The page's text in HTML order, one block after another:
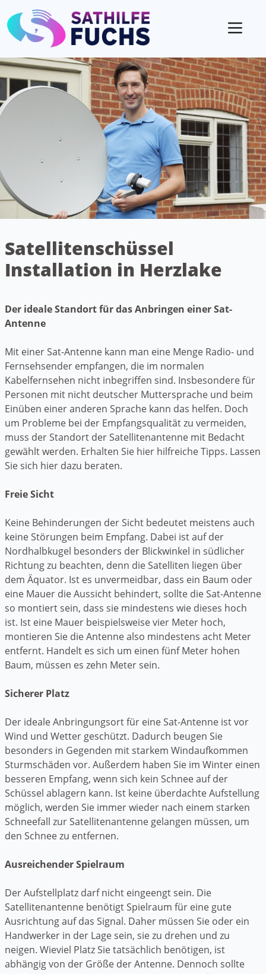
Satellitenschüssel
Installation in Herzlake
Der ideale Standort für das Anbringen einer Sat-
Antenne
Mit einer Sat-Antenne kann man eine Menge Radio- und
Fernsehsender empfangen, die im normalen
Kabelfernsehen nicht inbegriffen sind. Insbesondere für
Personen mit nicht deutscher Muttersprache und beim
Einüben einer anderen Sprache kann das helfen. Doch
um Probleme bei der Empfangsqualität zu vermeiden,
muss der Standort der Satellitenantenne mit Bedacht
gewählt werden. Erhalten Sie hier hilfreiche Tipps. Lassen
Sie sich hier dazu beraten.
Freie Sicht
Keine Behinderungen der Sicht bedeutet meistens auch
keine Störungen beim Empfang. Dabei ist auf der
Nordhalbkugel besonders der Blickwinkel in südlicher
Richtung zu beachten, denn die Satelliten liegen über
dem Äquator. Ist es unvermeidbar, dass ein Baum oder
eine Mauer die Aussicht behindert, sollte die Sat-Antenne
so montiert sein, dass sie mindestens wie dieses hoch
ist. Ist eine Mauer beispielsweise vier Meter hoch,
montieren Sie die Antenne also mindestens acht Meter
entfernt. Handelt es sich um einen fünf Meter hohen
Baum, müssen es zehn Meter sein.
Sicherer Platz
Der ideale Anbringungsort für eine Sat-Antenne ist vor
Wind und Wetter geschützt. Dadurch beugen Sie
besonders in Gegenden mit starkem Windaufkommen
Sturmschäden vor. Außerdem haben Sie im Winter einen
besseren Empfang, wenn sich kein Schnee auf der
Schüssel ablagern kann. Ist keine überdachte Aufstellung
möglich, werden Sie immer wieder nach einem starken
Schneefall zur Satellitenantenne gelangen müssen, um
den Schnee zu entfernen.
Ausreichender Spielraum
Der Aufstellplatz darf nicht eingeengt sein. Die
Satellitenantenne benötigt Spielraum für eine gute
Ausrichtung auf das Signal. Daher müssen Sie oder ein
Handwerker in der Lage sein, sie zu drehen und zu
neigen. Wieviel Platz Sie tatsächlich benötigen, ist
abhängig von der Größe der Antenne. Dennoch sollte